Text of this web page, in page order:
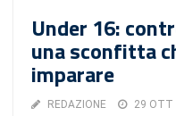
Under 16:
una sconfitta
imparare
REDAZIONE 29 OTT